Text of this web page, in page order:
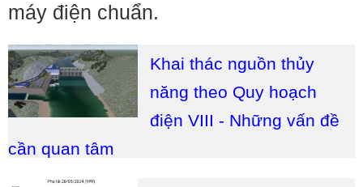
máy điện chuẩn.
Khai thác nguồn thủy
năng theo Quy hoạch
điện VIII - Những vấn đề
cần quan tâm